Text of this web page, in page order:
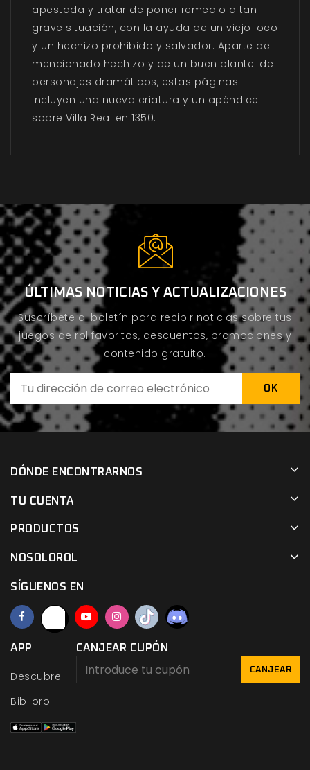
apestada y tratar de poner remedio a tan
grave situación, con la ayuda de un viejo loco
y un hechizo prohibido y salvador. Aparte del
mencionado hechizo y de un buen plantel de
personajes dramáticos, estas páginas
incluyen una nueva criatura y un apéndice
sobre Villa Real en 1350.
ÚLTIMAS NOTICIAS Y ACTUALIZACIONES
Suscríbete al boletín para recibir noticias sobre tus
juegos de rol favoritos, descuentos, promociones y
contenido gratuito.
DÓNDE ENCONTRARNOS
TU CUENTA
PRODUCTOS
NOSOLOROL
SÍGUENOS EN
APP
Descubre
Bibliorol
CANJEAR CUPÓN
CANJEAR